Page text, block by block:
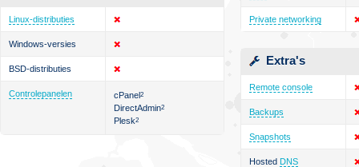
Linux-distributies
Windows-versies
BSD-distributies
Controlepanelen cPanel2
DirectAdmin2
Plesk2
Private networking
Extra's
Remote console
Backups
Snapshots
Hosted DNS